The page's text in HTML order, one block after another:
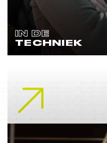
IN DE
TECHNIEK